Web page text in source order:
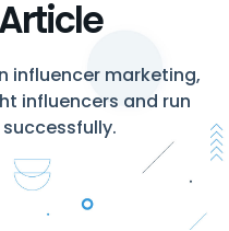
influencer marketing,
influencers and run